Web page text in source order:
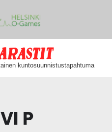
kuntosuunnistustapahtuma
P